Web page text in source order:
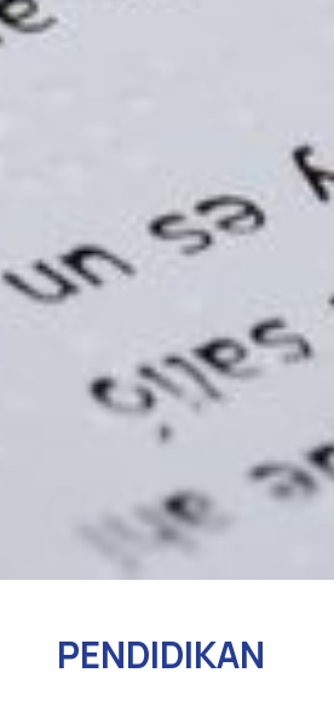
PENDIDIKAN